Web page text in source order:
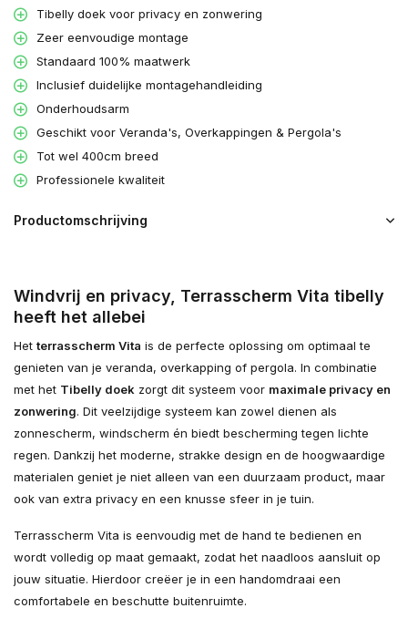
Tibelly doek voor privacy en zonwering
Zeer eenvoudige montage
Standaard 100% maatwerk
Inclusief duidelijke montagehandleiding
Onderhoudsarm
Geschikt voor Veranda's, Overkappingen & Pergola's
Tot wel 400cm breed
Professionele kwaliteit
Productomschrijving
Windvrij en privacy, Terrasscherm Vita tibelly
heeft het allebei
Het terrasscherm Vita is de perfecte oplossing om optimaal te
genieten van je veranda, overkapping of pergola. In combinatie
met het Tibelly doek zorgt dit systeem voor maximale privacy en
zonwering. Dit veelzijdige systeem kan zowel dienen als
zonnescherm, windscherm én biedt bescherming tegen lichte
regen. Dankzij het moderne, strakke design en de hoogwaardige
materialen geniet je niet alleen van een duurzaam product, maar
ook van extra privacy en een knusse sfeer in je tuin.
Terrasscherm Vita is eenvoudig met de hand te bedienen en
wordt volledig op maat gemaakt, zodat het naadloos aansluit op
jouw situatie. Hierdoor creëer je in een handomdraai een
comfortabele en beschutte buitenruimte.